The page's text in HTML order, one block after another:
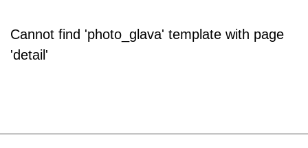
Cannot find 'photo_glava' template with page
'detail'